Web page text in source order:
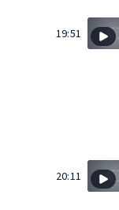
19:51
20:11